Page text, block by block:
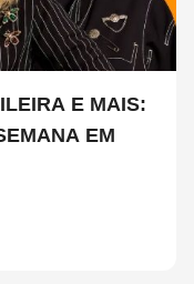
E MAIS:
EM